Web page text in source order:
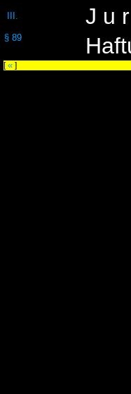
III. J u
§ 89
[« ]